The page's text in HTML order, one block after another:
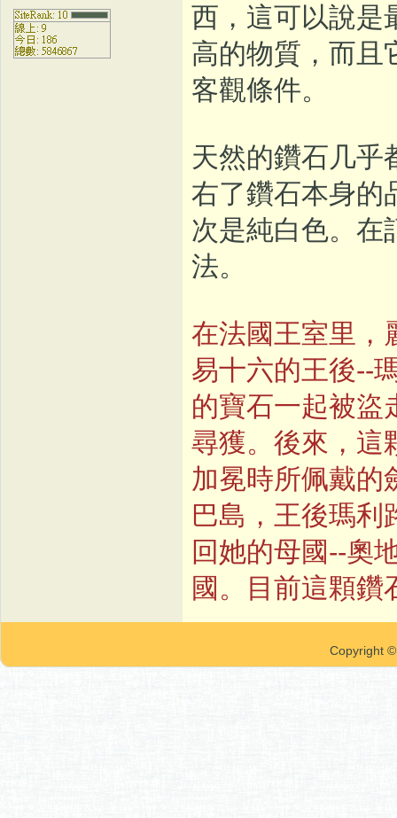
西，這可以說是
高的物質，而且
客觀條件。
天然的鑽石几乎
右了鑽石本身的
次是純白色。在
法。
在法國王室里，
易十六的王後--
的寶石一起被盜
尋獲。後來，這
加冕時所佩戴的
巴島，王後瑪利
回她的母國--奧
國。目前這顆鑽
Copyright